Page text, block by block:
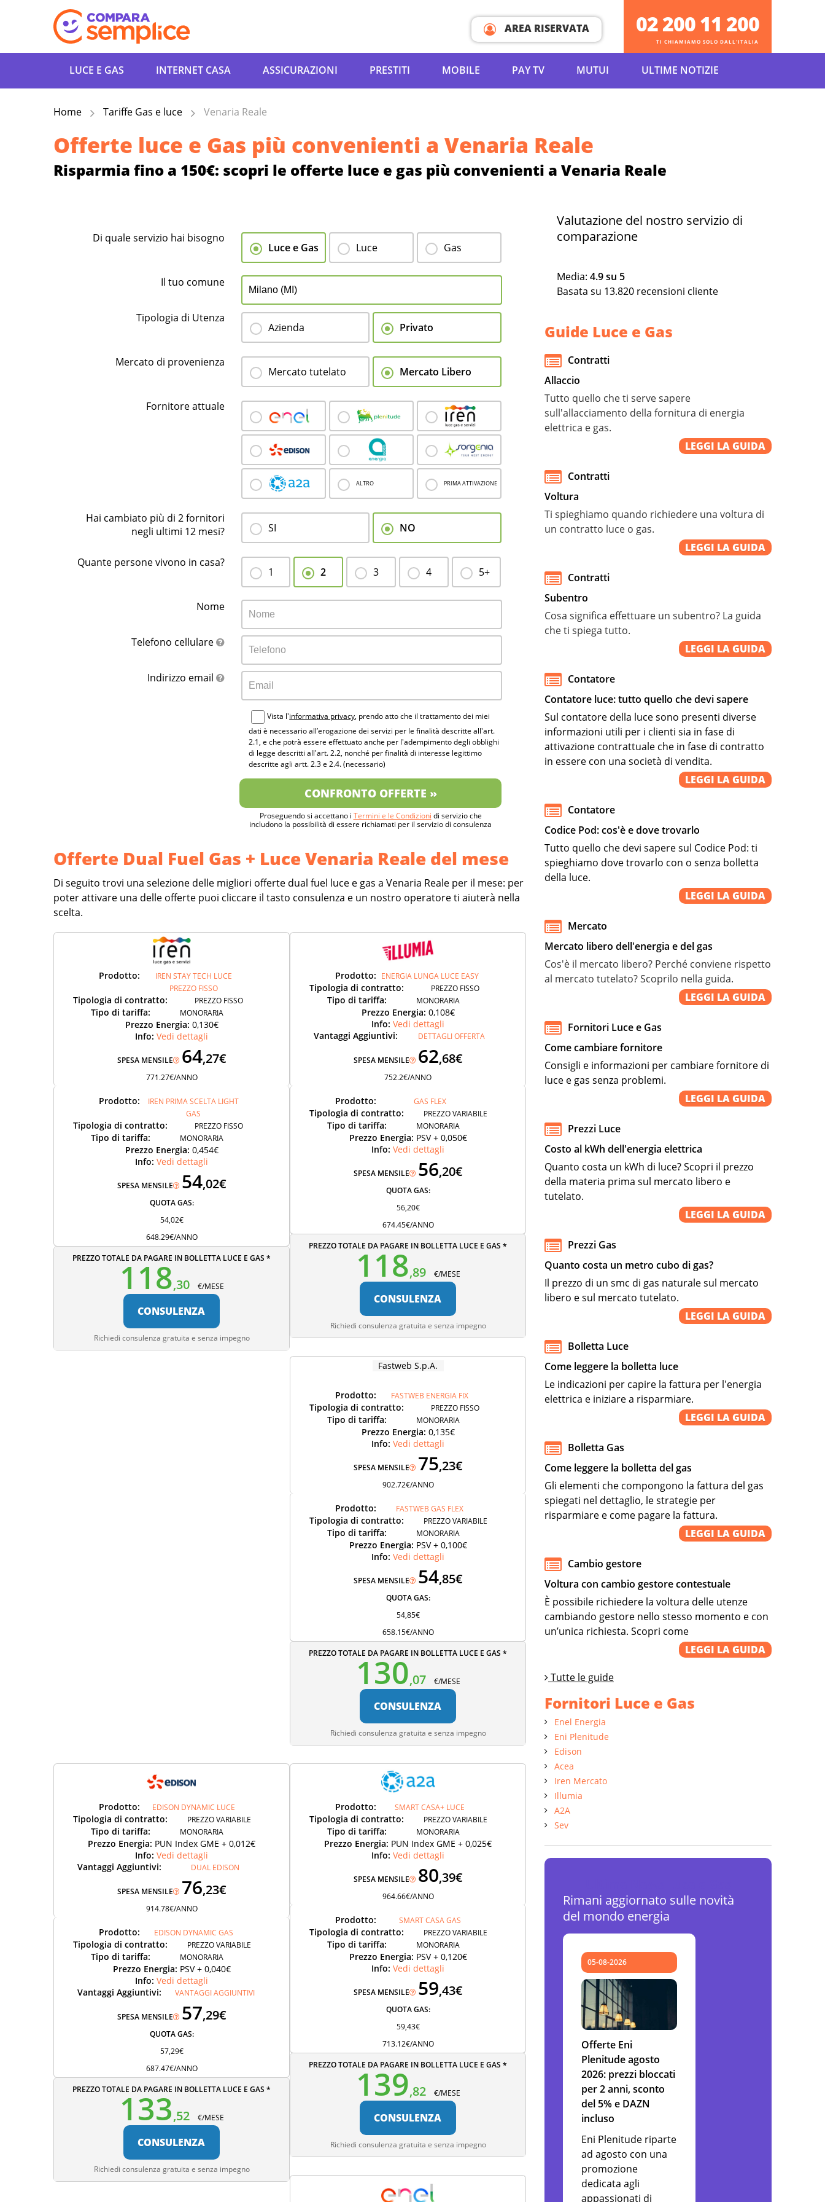
TI CHIAMIAMO SOLO DALL'ITALIA
02 200 11 200
AREA RISERVATA
LUCE E GAS INTERNET CASA ASSICURAZIONI PRESTITI MOBILE PAY TV MUTUI ULTIME NOTIZIE
Home Tariffe Gas e luce Venaria Reale
Offerte luce e Gas più convenienti a Venaria Reale
Risparmia fino a 150€: scopri le offerte luce e gas più convenienti a Venaria Reale
Di quale servizio hai bisogno
Luce e Gas Luce Gas
Il tuo comune
Tipologia di Utenza
Azienda Privato
Mercato di provenienza
Mercato tutelato Mercato Libero
Fornitore attuale
ALTRO PRIMA ATTIVAZIONE
Hai cambiato più di 2 fornitori
negli ultimi 12 mesi?
SI NO
Quante persone vivono in casa?
1 2 3 4 5+
Nome
Telefono cellulare
Indirizzo email
Vista l'informativa privacy, prendo atto che il trattamento dei miei
dati è necessario all’erogazione dei servizi per le finalità descritte all'art.
2.1, e che potrà essere effettuato anche per l'adempimento degli obblighi
di legge descritti all'art. 2.2, nonché per finalità di interesse legittimo
descritte agli artt. 2.3 e 2.4. (necessario)
CONFRONTO OFFERTE »
Proseguendo si accettano i Termini e le Condizioni di servizio che
includono la possibilità di essere richiamati per il servizio di consulenza
Offerte Dual Fuel Gas + Luce Venaria Reale del mese
Di seguito trovi una selezione delle migliori offerte dual fuel luce e gas a Venaria Reale per il mese: per
poter attivare una delle offerte puoi cliccare il tasto consulenza e un nostro operatore ti aiuterà nella
scelta.
Prodotto:
IREN STAY TECH LUCE
PREZZO FISSO
Tipologia di contratto: PREZZO FISSO
Tipo di tariffa: MONORARIA
Prezzo Energia: 0,130€
Info: Vedi dettagli
SPESA MENSILE 64,27€
771.27€/ANNO
Prodotto:
IREN PRIMA SCELTA LIGHT
GAS
Tipologia di contratto: PREZZO FISSO
Tipo di tariffa: MONORARIA
Prezzo Energia: 0,454€
Info: Vedi dettagli
SPESA MENSILE 54,02€
QUOTA GAS:
54,02€
648.29€/ANNO
PREZZO TOTALE DA PAGARE IN BOLLETTA LUCE E GAS *
118,30 €/MESE
CONSULENZA
Richiedi consulenza gratuita e senza impegno
Prodotto: ENERGIA LUNGA LUCE EASY
Tipologia di contratto: PREZZO FISSO
Tipo di tariffa: MONORARIA
Prezzo Energia: 0,108€
Info: Vedi dettagli
Vantaggi Aggiuntivi:
DETTAGLI OFFERTA
SPESA MENSILE 62,68€
752.2€/ANNO
Prodotto: GAS FLEX
Tipologia di contratto: PREZZO VARIABILE
Tipo di tariffa: MONORARIA
Prezzo Energia: PSV + 0,050€
Info: Vedi dettagli
SPESA MENSILE 56,20€
QUOTA GAS:
56,20€
674.45€/ANNO
PREZZO TOTALE DA PAGARE IN BOLLETTA LUCE E GAS *
118,89 €/MESE
CONSULENZA
Richiedi consulenza gratuita e senza impegno
Fastweb S.p.A.
Prodotto: FASTWEB ENERGIA FIX
Tipologia di contratto: PREZZO FISSO
Tipo di tariffa: MONORARIA
Prezzo Energia: 0,135€
Info: Vedi dettagli
SPESA MENSILE 75,23€
902.72€/ANNO
Prodotto: FASTWEB GAS FLEX
Tipologia di contratto: PREZZO VARIABILE
Tipo di tariffa: MONORARIA
Prezzo Energia: PSV + 0,100€
Info: Vedi dettagli
SPESA MENSILE 54,85€
QUOTA GAS:
54,85€
658.15€/ANNO
PREZZO TOTALE DA PAGARE IN BOLLETTA LUCE E GAS *
130,07 €/MESE
CONSULENZA
Richiedi consulenza gratuita e senza impegno
Prodotto: EDISON DYNAMIC LUCE
Tipologia di contratto: PREZZO VARIABILE
Tipo di tariffa: MONORARIA
Prezzo Energia: PUN Index GME + 0,012€
Info: Vedi dettagli
Vantaggi Aggiuntivi:
DUAL EDISON
SPESA MENSILE 76,23€
914.78€/ANNO
Prodotto: EDISON DYNAMIC GAS
Tipologia di contratto: PREZZO VARIABILE
Tipo di tariffa: MONORARIA
Prezzo Energia: PSV + 0,040€
Info: Vedi dettagli
Vantaggi Aggiuntivi:
VANTAGGI AGGIUNTIVI
SPESA MENSILE 57,29€
QUOTA GAS:
57,29€
687.47€/ANNO
PREZZO TOTALE DA PAGARE IN BOLLETTA LUCE E GAS *
133,52 €/MESE
CONSULENZA
Richiedi consulenza gratuita e senza impegno
Prodotto: SMART CASA+ LUCE
Tipologia di contratto: PREZZO VARIABILE
Tipo di tariffa: MONORARIA
Prezzo Energia: PUN Index GME + 0,025€
Info: Vedi dettagli
SPESA MENSILE 80,39€
964.66€/ANNO
Prodotto: SMART CASA GAS
Tipologia di contratto: PREZZO VARIABILE
Tipo di tariffa: MONORARIA
Prezzo Energia: PSV + 0,120€
Info: Vedi dettagli
SPESA MENSILE 59,43€
QUOTA GAS:
59,43€
713.12€/ANNO
PREZZO TOTALE DA PAGARE IN BOLLETTA LUCE E GAS *
139,82 €/MESE
CONSULENZA
Richiedi consulenza gratuita e senza impegno
Valutazione del nostro servizio di
comparazione
Media: 4.9su 5
Basata su 13.820 recensioni cliente
Guide Luce e Gas
Contratti
Allaccio
Tutto quello che ti serve sapere
sull'allacciamento della fornitura di energia
elettrica e gas.
LEGGI LA GUIDA
Contratti
Voltura
Ti spieghiamo quando richiedere una voltura di
un contratto luce o gas.
LEGGI LA GUIDA
Contratti
Subentro
Cosa significa effettuare un subentro? La guida
che ti spiega tutto.
LEGGI LA GUIDA
Contatore
Contatore luce: tutto quello che devi sapere
Sul contatore della luce sono presenti diverse
informazioni utili per i clienti sia in fase di
attivazione contrattuale che in fase di contratto
in essere con una società di vendita.
LEGGI LA GUIDA
Contatore
Codice Pod: cos'è e dove trovarlo
Tutto quello che devi sapere sul Codice Pod: ti
spieghiamo dove trovarlo con o senza bolletta
della luce.
LEGGI LA GUIDA
Mercato
Mercato libero dell'energia e del gas
Cos'è il mercato libero? Perché conviene rispetto
al mercato tutelato? Scoprilo nella guida.
LEGGI LA GUIDA
Fornitori Luce e Gas
Come cambiare fornitore
Consigli e informazioni per cambiare fornitore di
luce e gas senza problemi.
LEGGI LA GUIDA
Prezzi Luce
Costo al kWh dell'energia elettrica
Quanto costa un kWh di luce? Scopri il prezzo
della materia prima sul mercato libero e
tutelato.
LEGGI LA GUIDA
Prezzi Gas
Quanto costa un metro cubo di gas?
Il prezzo di un smc di gas naturale sul mercato
libero e sul mercato tutelato.
LEGGI LA GUIDA
Bolletta Luce
Come leggere la bolletta luce
Le indicazioni per capire la fattura per l'energia
elettrica e iniziare a risparmiare.
LEGGI LA GUIDA
Bolletta Gas
Come leggere la bolletta del gas
Gli elementi che compongono la fattura del gas
spiegati nel dettaglio, le strategie per
risparmiare e come pagare la fattura.
LEGGI LA GUIDA
Cambio gestore
Voltura con cambio gestore contestuale
È possibile richiedere la voltura delle utenze
cambiando gestore nello stesso momento e con
un’unica richiesta. Scopri come
LEGGI LA GUIDA
Tutte le guide
Fornitori Luce e Gas
Enel Energia
Eni Plenitude
Edison
Acea
Iren Mercato
Illumia
A2A
Sev
Rimani aggiornato sulle novità
del mondo energia
05-08-2026
Offerte Eni
Plenitude agosto
2026: prezzi bloccati
per 2 anni, sconto
del 5% e DAZN
incluso
Eni Plenitude riparte
ad agosto con una
promozione
dedicata agli
appassionati di